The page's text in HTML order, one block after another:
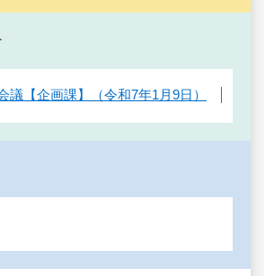
【企画課】（令和7年1月9日）